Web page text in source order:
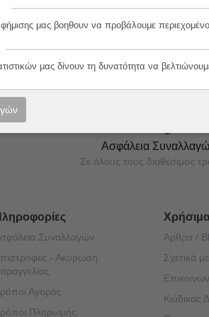
μας!
Ασφάλεια
Σε όλους τους διαθέσιμος
Συναλλαγών
- Ακύρωση
Αγοράς
Πληρωμής
Άρθρα /
Σχετικά
Κώδικας
μας βοηθουν να προβάλουμε
μας δίνουν τη δυνατότητα να